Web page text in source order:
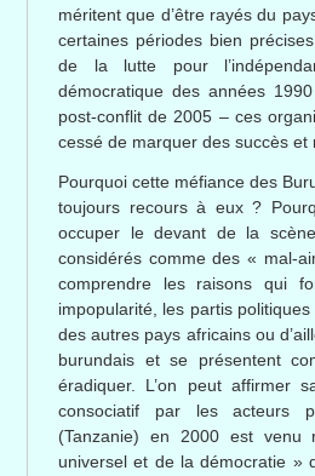
méritent que d’être rayés du
certaines périodes bien
de la lutte pour
démocratique des années
post-conflit de 2005 – ces
cessé de marquer des succès
Pourquoi cette méfiance des
toujours recours à eux ?
occuper le devant de la
considérés comme des « mal-
comprendre les raisons qui
impopularité, les partis
des autres pays africains ou
burundais et se présentent
éradiquer. L’on peut affirmer
consociatif par les acteurs
(Tanzanie) en 2000 est venu
universel et de la démocratie »